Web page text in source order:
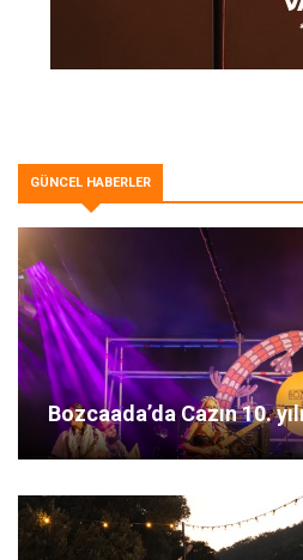
GÜNCEL HABERLER
Bozcaada’da Cazın 10.